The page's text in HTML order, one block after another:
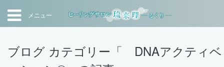
メニュー
ブログ カテゴリー「 DNAアクティベ